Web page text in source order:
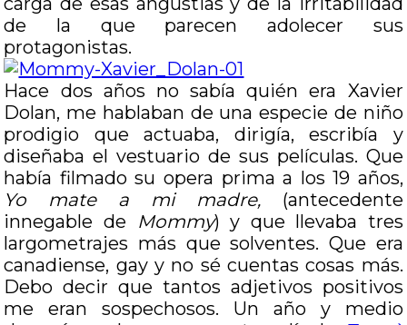
de la que parecen adolecer sus
protagonistas.
Hace dos años no sabía quién era Xavier
Dolan, me hablaban de una especie de niño
prodigio que actuaba, dirigía, escribía y
diseñaba el vestuario de sus películas. Que
había filmado su opera prima a los 19 años,
Yo mate a mi madre, (antecedente
innegable de
Mommy) y que llevaba tres
largometrajes más que solventes. Que era
canadiense, gay y no sé cuentas cosas más.
Debo decir que tantos adjetivos positivos
me eran sospechosos. Un año y medio